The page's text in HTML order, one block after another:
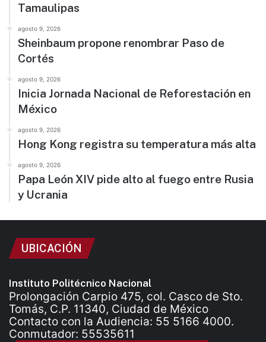
Tamaulipas
agosto 9, 2026
Sheinbaum propone renombrar Paso de
Cortés
agosto 9, 2026
Inicia Jornada Nacional de Reforestación en
México
agosto 9, 2026
Hong Kong registra su temperatura más alta
agosto 9, 2026
Papa León XIV pide alto al fuego entre Rusia
y Ucrania
UBICACIÓN
Instituto Politécnico Nacional
Prolongación Carpio 475, col. Casco de Sto.
Tomás, C.P. 11340, Ciudad de México
Contacto con la Audiencia: 55 5166 4000.
Conmutador: 55535611